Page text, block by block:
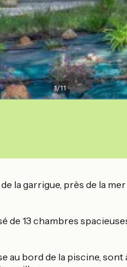
1/11
la garrigue, près de la
13 chambres
au bord de la piscine,